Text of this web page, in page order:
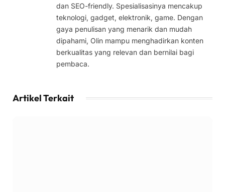
dan SEO-friendly. Spesialisasinya mencakup
teknologi, gadget, elektronik, game. Dengan
gaya penulisan yang menarik dan mudah
dipahami, Olin mampu menghadirkan konten
berkualitas yang relevan dan bernilai bagi
pembaca.
Artikel Terkait